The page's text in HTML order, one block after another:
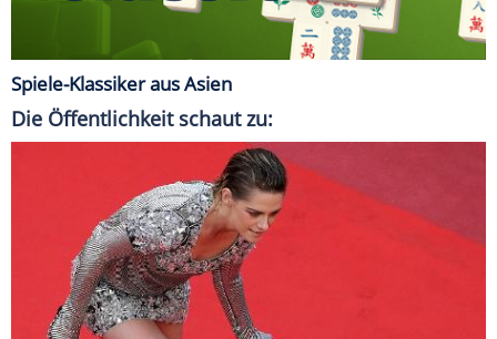
Spiele-Klassiker aus Asien
Die Öffentlichkeit schaut zu: